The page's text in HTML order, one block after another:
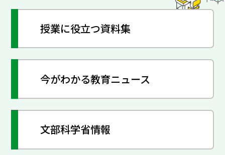
授業に役立つ資料集
今がわかる教育ニュース
文部科学省情報